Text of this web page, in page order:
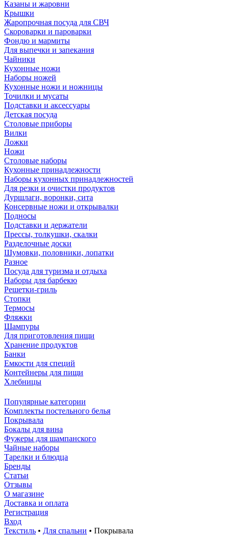
Казаны и жаровни
Крышки
Жаропрочная посуда для СВЧ
Скороварки и пароварки
Фондю и мармиты
Для выпечки и запекания
Чайники
Кухонные ножи
Наборы ножей
Кухонные ножи и ножницы
Точилки и мусаты
Подставки и аксессуары
Детская посуда
Столовые приборы
Вилки
Ложки
Ножи
Столовые наборы
Кухонные принадлежности
Наборы кухонных принадлежностей
Для резки и очистки продуктов
Дуршлаги, воронки, сита
Консервные ножи и открывалки
Подносы
Подставки и держатели
Прессы, толкушки, скалки
Разделочные доски
Шумовки, половники, лопатки
Разное
Посуда для туризма и отдыха
Наборы для барбекю
Решетки-гриль
Стопки
Термосы
Фляжки
Шампуры
Для приготовления пищи
Хранение продуктов
Банки
Емкости для специй
Контейнеры для пищи
Хлебницы
Популярные категории
Комплекты постельного белья
Покрывала
Бокалы для вина
Фужеры для шампанского
Чайные наборы
Тарелки и блюдца
Бренды
Статьи
Отзывы
О магазине
Доставка и оплата
Регистрация
Вход
Текстиль • Для спальни • Покрывала